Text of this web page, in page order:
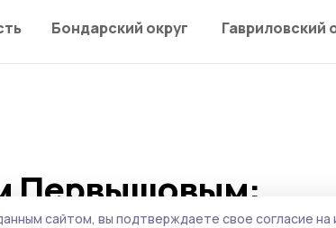
Бондарский округ Гавриловский
Первышовым:
сайтом, вы подтверждаете свое согласие на